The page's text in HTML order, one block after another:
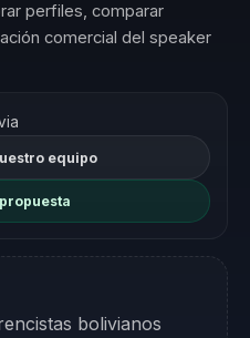
perfiles, comparar
comercial del speaker
equipo
bolivianos